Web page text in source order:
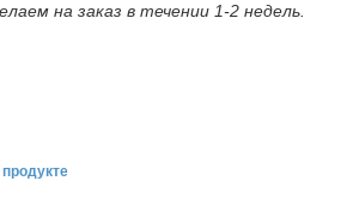
на заказ в течении 1-2 недель.